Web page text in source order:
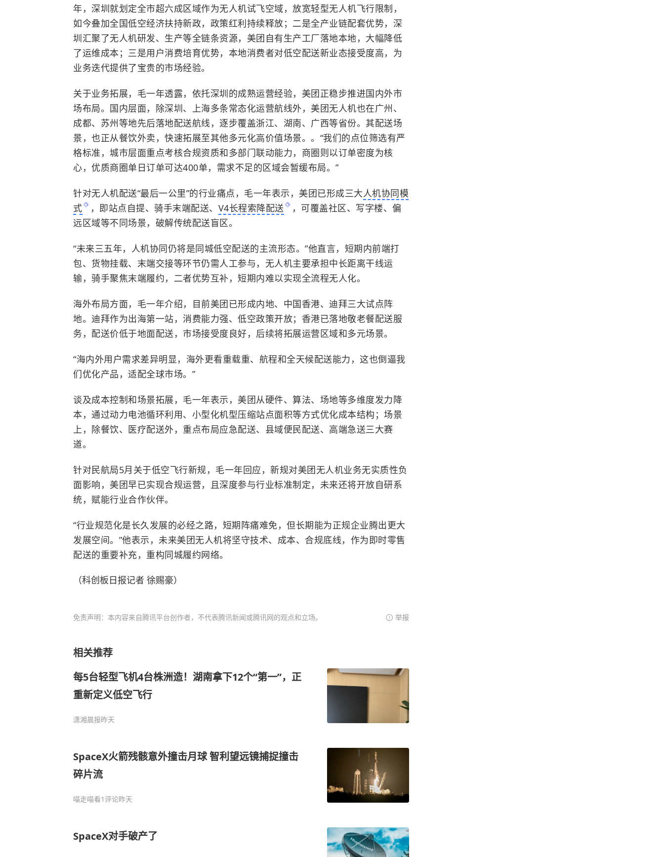
年，深圳就划定全市超六成区域作为无人机试飞空域，放宽轻型无人机飞行限制，
如今叠加全国低空经济扶持新政，政策红利持续释放；二是全产业链配套优势，深
圳汇聚了无人机研发、生产等全链条资源，美团自有生产工厂落地本地，大幅降低
了运维成本；三是用户消费培育优势，本地消费者对低空配送新业态接受度高，为
业务迭代提供了宝贵的市场经验。
关于业务拓展，毛一年透露，依托深圳的成熟运营经验， 美团正稳步推进国内外市
场布局。国内层面，除深圳、上海多条常态化运营航线外，美团无人机也在广州、
成都、苏州等地先后落地配送航线，逐步覆盖浙江、湖南、广西等省份。其配送场
景，也正从餐饮外卖，快速拓展至其他多元化高价值场景。。“我们的点位筛选有严
格标准，城市层面重点考核合规资质和多部门联动能力，商圈则以订单密度为核
心，优质商圈单日订单可达400单，需求不足的区域会暂缓布局。”
针对无人机配送“最后一公里”的行业痛点，毛一年表示，美团已形成三大人机协同模
式
，即站点自提、骑手末端配送、 V4长程索降配送
，可覆盖社区、写字楼、偏
远区域等不同场景，破解传统配送盲区。
“未来三五年，人机协同仍将是同城低空配送的主流形态。”他直言，短期内前端打
包、货物挂载、末端交接等环节仍需人工参与，无人机主要承担中长距离干线运
输，骑手聚焦末端履约，二者优势互补，短期内难以实现全流程无人化。
海外布局方面，毛一年介绍，
目前美团已形成内地、中国香港、迪拜三大试点阵
地。迪拜作为出海第一站，消费能力强、低空政策开放；香港已落地敬老餐配送服
务，配送价低于地面配送，市场接受度良好，后续将拓展运营区域和多元场景。
“海内外用户需求差异明显，海外更看重载重、航程和全天候配送能力，这也倒逼我
们优化产品，适配全球市场。”
谈及成本控制和场景拓展，毛一年表示，美团从硬件、算法、场地等多维度发力降
本，通过动力电池循环利用、小型化机型压缩站点面积等方式优化成本结构；场景
上，除餐饮、医疗配送外，重点布局应急配送、县域便民配送、高端急送三大赛
道。
针对民航局5月关于低空飞行新规，毛一年回应，新规对美团无人机业务无实质性负
面影响，美团早已实现合规运营，且深度参与行业标准制定，未来还将开放自研系
统，赋能行业合作伙伴。
“行业规范化是长久发展的必经之路，短期阵痛难免，但长期能为正规企业腾出更大
发展空间。”他表示，未来美团无人机将坚守技术、成本、合规底线，作为即时零售
配送的重要补充，重构同城履约网络。
（科创板日报记者 徐赐豪）
免责声明：本内容来自腾讯平台创作者，不代表腾讯新闻或腾讯网的观点和立场。 举报
相关推荐
每5台轻型飞机4台株洲造！湖南拿下12个“第一”，正
重新定义低空飞行
潇湘晨报昨天
SpaceX火箭残骸意外撞击月球 智利望远镜捕捉撞击
碎片流
喵走喵看1评论昨天
SpaceX对手破产了